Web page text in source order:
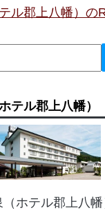
ル郡上八幡）の
テル郡上八幡）
ホテル郡上八